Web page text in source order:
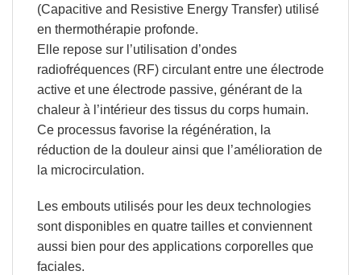
(Capacitive and Resistive Energy Transfer) utilisé
en thermothérapie profonde.
Elle repose sur l’utilisation d’ondes
radiofréquences (RF)circulant entre une électrode
active et une électrode passive, générant de la
chaleur à l’intérieur des tissus du corps humain.
Ce processus favorise la régénération, la
réduction de la douleurainsi que l’amélioration de
la microcirculation.
Les embouts utilisés pour les deux technologies
sont disponibles en quatre tailleset conviennent
aussi bien pour des applications corporelles que
faciales.